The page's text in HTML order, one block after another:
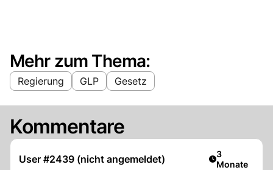
Mehr zum Thema:
Regierung GLP Gesetz
Kommentare
User #2439 (nicht angemeldet) Artikel
3
Monate